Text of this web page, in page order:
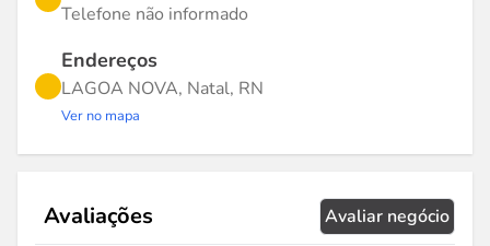
Telefone não informado
Endereços
LAGOA NOVA, Natal, RN
Ver no mapa
Avaliações Avaliar negócio